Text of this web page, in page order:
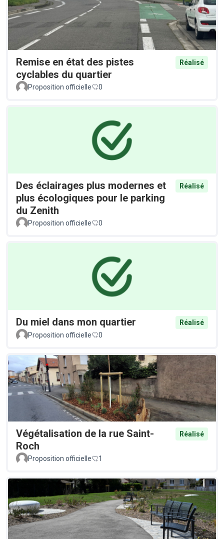
Remise en état des pistes
cyclables du quartier
Réalisé
Proposition officielle 0
Des éclairages plus modernes et
plus écologiques pour le parking
du Zenith
Réalisé
Proposition officielle 0
Du miel dans mon quartier
Réalisé
Proposition officielle
0
Végétalisation de la rue Saint-
Roch
Réalisé
Proposition officielle 1